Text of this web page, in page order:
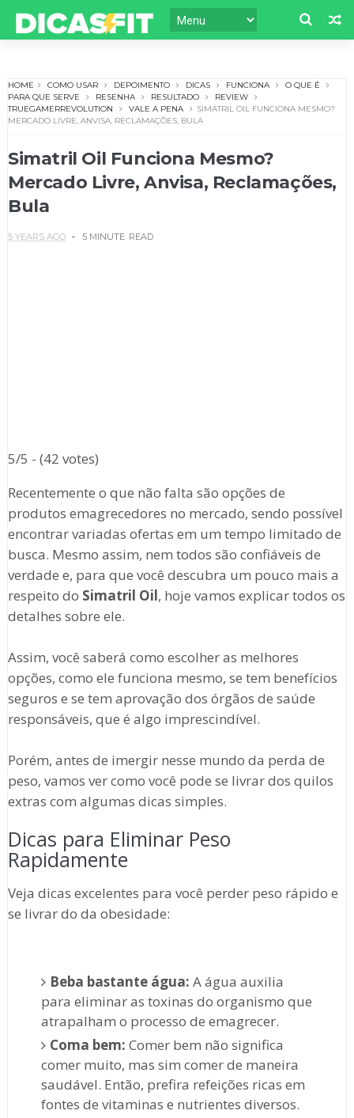
HOME COMO USAR DEPOIMENTO DICAS FUNCIONA
O QUE É
PARA QUE SERVE
RESENHA RESULTADO
REVIEW
TRUEGAMERREVOLUTION
VALE A PENA
SIMATRIL OIL FUNCIONA MESMO?
MERCADO LIVRE, ANVISA, RECLAMAÇÕES, BULA
Simatril Oil Funciona Mesmo?
Mercado Livre, Anvisa, Reclamações,
Bula
5 YEARS AGO 5 MINUTE READ
5/5 - (42 votes)
Recentemente o que não falta são opções de
produtos emagrecedores no mercado, sendo possível
encontrar variadas ofertas em um tempo limitado de
busca. Mesmo assim, nem todos são confiáveis de
verdade e, para que você descubra um pouco mais a
respeito do Simatril Oil, hoje vamos explicar todos os
detalhes sobre ele.
Assim, você saberá como escolher as melhores
opções, como ele funciona mesmo, se tem benefícios
seguros e se tem aprovação dos órgãos de saúde
responsáveis, que é algo imprescindível.
Porém, antes de imergir nesse mundo da perda de
peso, vamos ver como você pode se livrar dos quilos
extras com algumas dicas simples.
Dicas para Eliminar Peso
Rapidamente
Veja dicas excelentes para você perder peso rápido e
se livrar do da obesidade:
Beba bastante água: A água auxilia
para eliminar as toxinas do organismo que
atrapalham o processo de emagrecer.
Coma bem: Comer bem não significa
comer muito, mas sim comer de maneira
saudável. Então, prefira refeições ricas em
fontes de vitaminas e nutrientes diversos.